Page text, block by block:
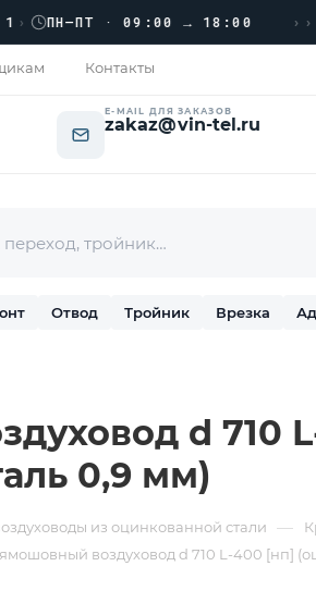
ПН–ПТ · 09:00 → 18:00 ›››
Контакты
E-MAIL ДЛЯ ЗАКАЗОВ
zakaz@vin-tel.ru
Отвод Тройник Врезка
d 710
0,9 мм)
из оцинкованной стали —
воздуховод d 710 L-400 [нп]